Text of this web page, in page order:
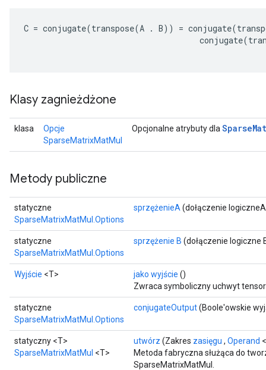
C = conjugate(transpose(A . B)) = conjugate(
conjugate(
Klasy zagnieżdżone
klasa
Opcje
SparseMatrixMatMul
Opcjonalne atrybuty dla Sparse
Metody publiczne
statyczne
SparseMatrixMatMul.Options
sprzężenieA (dołączenie
statyczne
SparseMatrixMatMul.Options
sprzężenie B (dołączenie logiczne
Wyjście <T> jako wyjście ()
Zwraca symboliczny uchwyt
statyczne
SparseMatrixMatMul.Options
conjugateOutput(Boole'owskie
statyczny <T>
SparseMatrixMatMul <T>
utwórz (Zakres zasięgu , Operand
Metoda fabryczna służąca do
SparseMatrixMatMul.